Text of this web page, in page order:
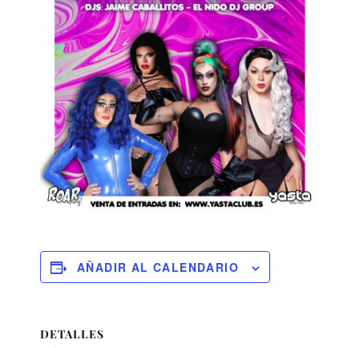
AÑADIR AL CALENDARIO
DETALLES